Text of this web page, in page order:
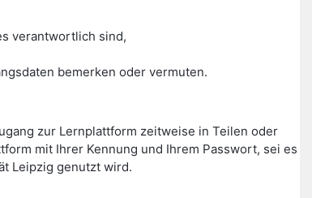
verantwortlich sind,
bemerken oder vermuten.
zur Lernplattform zeitweise in Teilen oder
mit Ihrer Kennung und Ihrem Passwort, sei es
Leipzig genutzt wird.